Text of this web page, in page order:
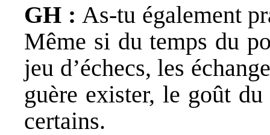
GH : As-tu également
Même si du temps du
jeu d’échecs, les
guère exister, le goût
certains.